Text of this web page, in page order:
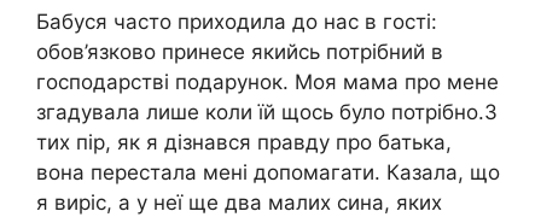
Бабуся часто приходила до нас в гості:
обов’язково принесе якийсь потрібний в
господарстві подарунок. Моя мама про мене
згадувала лише коли їй щось було потрібно.З
тих пір, як я дізнався правду про батька,
вона перестала мені допомагати. Казала, що
я виріс, а у неї ще два малих сина, яких